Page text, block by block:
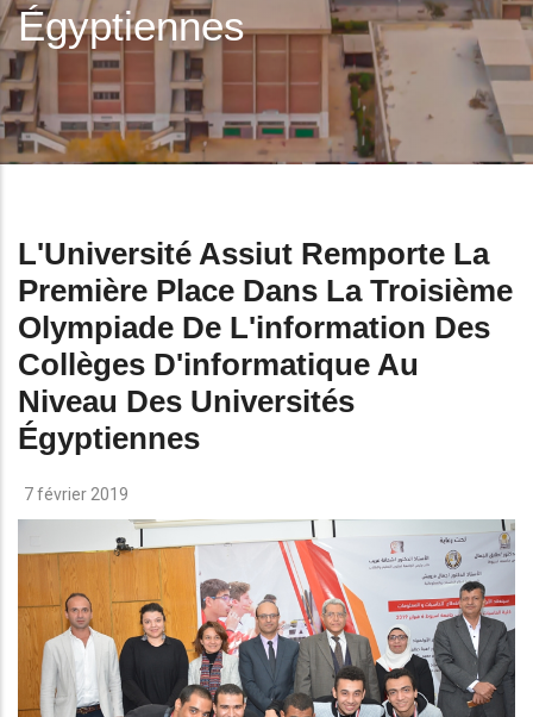
Égyptiennes
L'Université Assiut Remporte La
Première Place Dans La Troisième
Olympiade De L'information Des
Collèges D'informatique Au
Niveau Des Universités
Égyptiennes
7 février 2019